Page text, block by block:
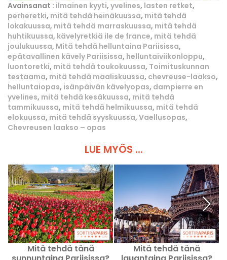
Avainsanat : ilmainen kyyti, yvelines, lasten retket,
perheretki, mitä tehdä heinäkuussa, mitä tehdä
lokakuussa, mitä tehdä marraskuussa, mitä tehdä
huhtikuussa, kävelyretkiä ile de france, mitä tehdä
joulukuussa, Mitä tehdä helluntaina Pariisissa,
epätavallinen kävely Pariisissa, helluntaiviikonloppu,
luontoretki, mitä tehdä toukokuussa, Toimituskunnan
testaama, mitä tehdä maaliskuussa, chevreuse-laakso,
helluntaiopas, isänpäivän kävelyopas, dampierre en
yvelines, mitä tehdä kesäkuussa, mitä tehdä
tammikuussa, mitä tehdä helmikuussa, mitä tehdä
elokuussa, mitä tehdä syyskuussa, Vaellusopas,
Chevreusen laakso – opas
LUE MYÖS ...
Mitä tehdä tänä
Mitä tehdä tänä